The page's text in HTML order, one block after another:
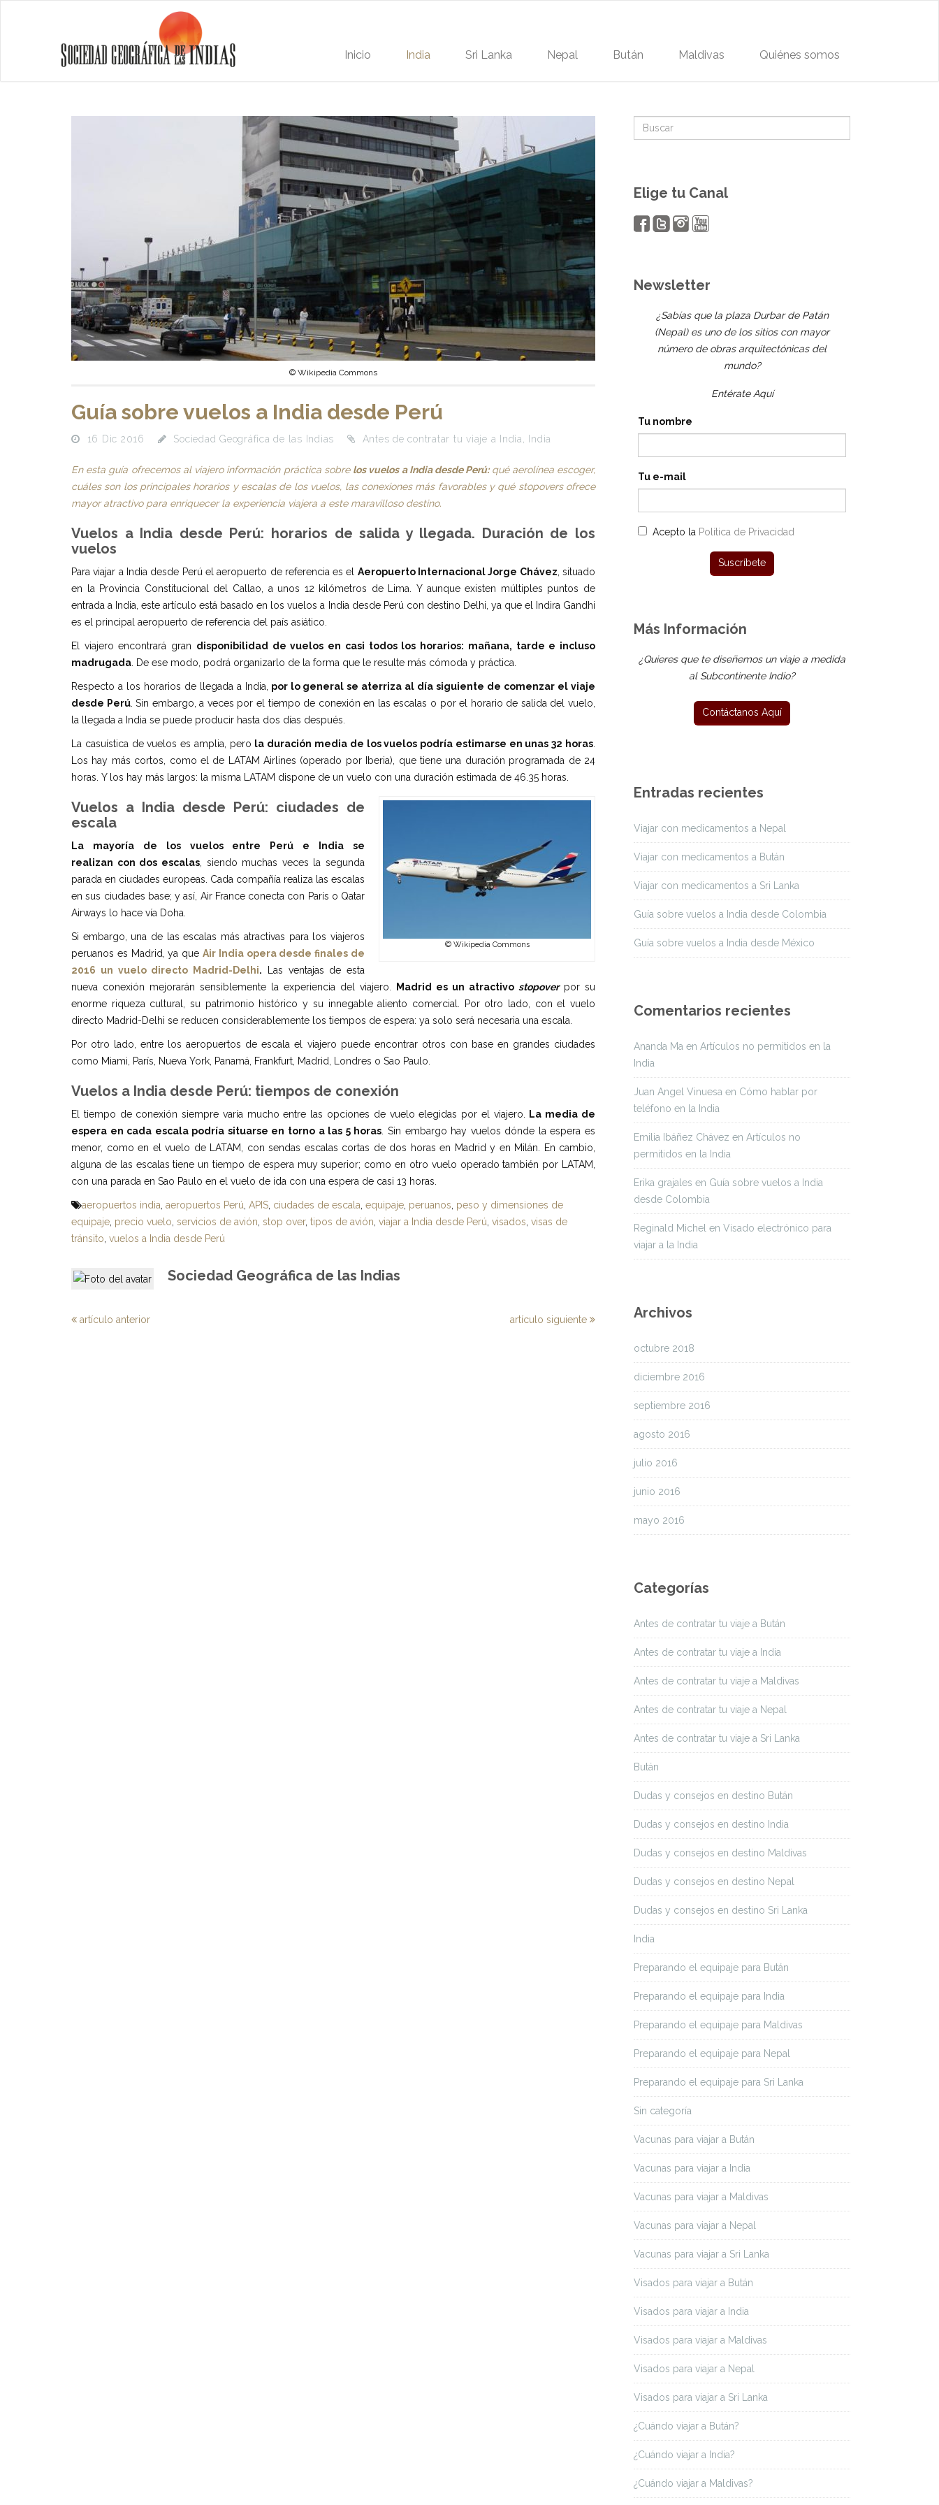
Inicio India Sri Lanka Nepal Bután Maldivas Quiénes somos
© Wikipedia Commons
Guía sobre vuelos a India desde Perú
16 Dic 2016 Sociedad Geográfica de las Indias Antes de contratar tu viaje a India India
En esta guía ofrecemos al viajero información práctica sobre los vuelos a India desde Perú: qué aerolínea escoger,
cuáles son los principales horarios y escalas de los vuelos, las conexiones más favorables y qué stopovers ofrece
mayor atractivo para enriquecer la experiencia viajera a este maravilloso destino.
Vuelos a India desde Perú: horarios de salida y llegada. Duración de los
vuelos
Para viajar a India desde Perú el aeropuerto de referencia es el Aeropuerto Internacional Jorge Chávez , situado
en la Provincia Constitucional del Callao, a unos 12 kilómetros de Lima. Y aunque existen múltiples puntos de
entrada a India, este artículo está basado en los vuelos a India desde Perú con destino Delhi, ya que el Indira Gandhi
es el principal aeropuerto de referencia del país asiático.
El viajero encontrará gran disponibilidad de vuelos en casi todos los horarios: mañana, tarde e incluso
madrugada . De ese modo, podrá organizarlo de la forma que le resulte más cómoda y práctica.
Respecto a los horarios de llegada a India, por lo general se aterriza al día siguiente de comenzar el viaje
desde Perú. Sin embargo, a veces por el tiempo de conexión en las escalas o por el horario de salida del vuelo,
la llegada a India se puede producir hasta dos días después.
La casuística de vuelos es amplia, pero la duración media de los vuelos podría estimarse en unas 32 horas
Los hay más cortos, como el de LATAM Airlines (operado por Iberia), que tiene una duración programada de 24
horas. Y los hay más largos: la misma LATAM dispone de un vuelo con una duración estimada de 46.35 horas.
© Wikipedia Commons
Vuelos a India desde Perú: ciudades de
escala
La mayoría de los vuelos entre Perú e India se
realizan con dos escalas, siendo muchas veces la segunda
parada en ciudades europeas. Cada compañía realiza las escalas
en sus ciudades base; y así, Air France conecta con París o Qatar
Airways lo hace vía Doha.
Si embargo, una de las escalas más atractivas para los viajeros
peruanos es Madrid, ya que Air India opera desde finales de
2016 un vuelo directo Madrid-Delhi. Las ventajas de esta
nueva conexión mejorarán sensiblemente la experiencia del viajero.
Madrid es un atractivo stopoverpor su
enorme riqueza cultural, su patrimonio histórico y su innegable aliento comercial. Por otro lado, con el vuelo
directo Madrid-Delhi se reducen considerablemente los tiempos de espera: ya solo será necesaria una escala.
Por otro lado, entre los aeropuertos de escala el viajero puede encontrar otros con base en grandes ciudades
como Miami, París, Nueva York, Panamá, Frankfurt, Madrid, Londres o Sao Paulo.
Vuelos a India desde Perú: tiempos de conexión
El tiempo de conexión siempre varía mucho entre las opciones de vuelo elegidas por el viajero.
La media de
espera en cada escala podría situarse en torno a las 5 horas . Sin embargo hay vuelos dónde la espera es
menor, como en el vuelo de LATAM, con sendas escalas cortas de dos horas en Madrid y en Milán. En cambio,
alguna de las escalas tiene un tiempo de espera muy superior; como en otro vuelo operado también por LATAM,
con una parada en Sao Paulo en el vuelo de ida con una espera de casi 13 horas.
aeropuertos india aeropuertos Perú APIS ciudades de escala equipaje peruanos peso y dimensiones de
equipaje precio vuelo servicios de avión stop over, tipos de avión viajar a India desde Perú visados visas de
tránsito vuelos a India desde Perú
Sociedad Geográfica de las Indias
artículo anterior artículo siguiente
Elige tu Canal
Newsletter
¿Sabías que la plaza Durbar de Patán
(Nepal) es uno de los sitios con mayor
número de obras arquitectónicas del
mundo?
Entérate Aquí
Tu nombre
Tu e-mail
Acepto la Política de Privacidad
Más Información
¿Quieres que te diseñemos un viaje a medida
al Subcontinente Indio?
Entradas recientes
Viajar con medicamentos a Nepal
Viajar con medicamentos a Bután
Viajar con medicamentos a Sri Lanka
Guía sobre vuelos a India desde Colombia
Guía sobre vuelos a India desde México
Comentarios recientes
Ananda Ma en Artículos no permitidos en la
India
Juan Angel Vinuesa en Cómo hablar por
teléfono en la India
Emilia Ibáñez Chávez en Artículos no
permitidos en la India
Erika grajales en Guía sobre vuelos a India
desde Colombia
Reginald Michel en Visado electrónico para
viajar a la India
Archivos
octubre 2018
diciembre 2016
septiembre 2016
agosto 2016
julio 2016
junio 2016
mayo 2016
Categorías
Antes de contratar tu viaje a Bután
Antes de contratar tu viaje a India
Antes de contratar tu viaje a Maldivas
Antes de contratar tu viaje a Nepal
Antes de contratar tu viaje a Sri Lanka
Bután
Dudas y consejos en destino Bután
Dudas y consejos en destino India
Dudas y consejos en destino Maldivas
Dudas y consejos en destino Nepal
Dudas y consejos en destino Sri Lanka
India
Preparando el equipaje para Bután
Preparando el equipaje para India
Preparando el equipaje para Maldivas
Preparando el equipaje para Nepal
Preparando el equipaje para Sri Lanka
Sin categoría
Vacunas para viajar a Bután
Vacunas para viajar a India
Vacunas para viajar a Maldivas
Vacunas para viajar a Nepal
Vacunas para viajar a Sri Lanka
Visados para viajar a Bután
Visados para viajar a India
Visados para viajar a Maldivas
Visados para viajar a Nepal
Visados para viajar a Sri Lanka
¿Cuándo viajar a Bután?
¿Cuándo viajar a India?
¿Cuándo viajar a Maldivas?